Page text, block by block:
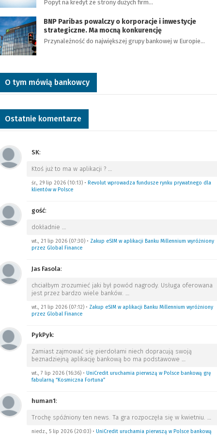
Popyt na kredyt ze strony dużych firm…
BNP Paribas powalczy o korporacje i inwestycje
strategiczne. Ma mocną konkurencję
Przynależność do największej grupy bankowej w Europie…
O tym mówią bankowcy
Ostatnie komentarze
SK:
Ktoś już to ma w aplikacji ? …
śr., 29 lip 2026 (10:13) • Revolut wprowadza fundusze rynku prywatnego dla
klientów w Polsce
gość:
dokładnie …
wt., 21 lip 2026 (07:30) • Zakup eSIM w aplikacji Banku Millennium wyróżniony
przez Global Finance
Jas Fasola:
chciałbym zrozumieć jaki był powód nagrody. Usługa oferowana
jest przez bardzo wiele banków. …
wt., 21 lip 2026 (07:12) • Zakup eSIM w aplikacji Banku Millennium wyróżniony
przez Global Finance
PykPyk:
Zamiast zajmować się pierdołami niech dopracują swoją
beznadziejną aplikację bankową bo ma podstawowe …
wt., 7 lip 2026 (16:36) • UniCredit uruchamia pierwszą w Polsce bankową grę
fabularną “Kosmiczna Fortuna”
human1:
Trochę spóźniony ten news. Ta gra rozpoczęła się w kwietniu. …
niedz., 5 lip 2026 (20:03) • UniCredit uruchamia pierwszą w Polsce bankową